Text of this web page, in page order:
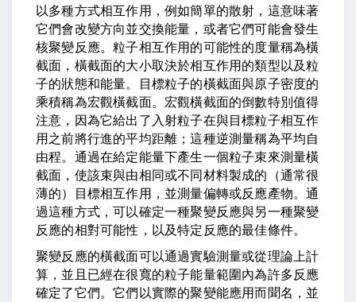
以多種方式相互作用，例如簡單的散射，這意味著
它們會改變方向並交換能量，或者它們可能會發生
核聚變反應。粒子相互作用的可能性的度量稱為橫
截面，橫截面的大小取決於相互作用的類型以及粒
子的狀態和能量。目標粒子的橫截面與原子密度的
乘積稱為宏觀橫截面。宏觀橫截面的倒數特別值得
注意，因為它給出了入射粒子在與目標粒子相互作
用之前將行進的平均距離；這種逆測量稱為平均自
由程。通過在給定能量下產生一個粒子束來測量橫
截面，使該束與由相同或不同材料製成的（通常很
薄的）目標相互作用，並測量偏轉或反應產物。通
過這種方式，可以確定一種聚變反應與另一種聚變
反應的相對可能性，以及特定反應的最佳條件。
聚變反應的橫截面可以通過實驗測量或從理論上計
算，並且已經在很寬的粒子能量範圍內為許多反應
確定了它們。它們以實際的聚變能應用而聞名，並